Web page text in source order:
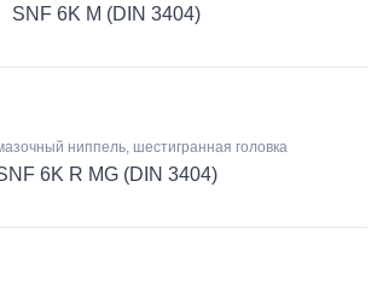
SNF 6K M (DIN 3404)
ниппель, шестигранная головка
6K R MG (DIN 3404)